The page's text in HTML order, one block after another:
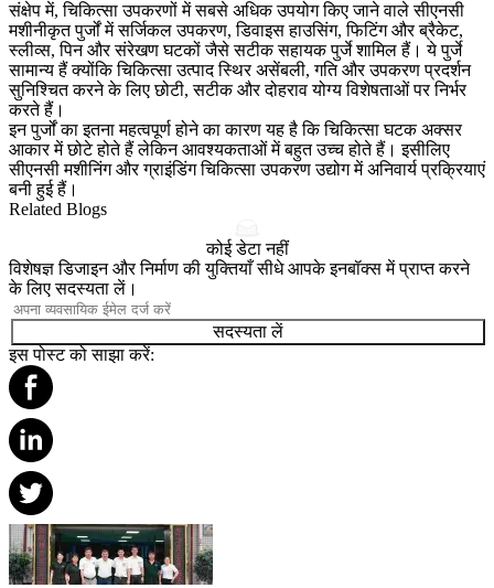
संक्षेप में, चिकित्सा उपकरणों में सबसे अधिक उपयोग किए जाने वाले सीएनसी
मशीनीकृत पुर्जों में सर्जिकल उपकरण, डिवाइस हाउसिंग, फिटिंग और ब्रैकेट,
स्लीव्स, पिन और संरेखण घटकों जैसे सटीक सहायक पुर्जे शामिल हैं। ये पुर्जे
सामान्य हैं क्योंकि चिकित्सा उत्पाद स्थिर असेंबली, गति और उपकरण प्रदर्शन
सुनिश्चित करने के लिए छोटी, सटीक और दोहराव योग्य विशेषताओं पर निर्भर
करते हैं।
इन पुर्जों का इतना महत्वपूर्ण होने का कारण यह है कि चिकित्सा घटक अक्सर
आकार में छोटे होते हैं लेकिन आवश्यकताओं में बहुत उच्च होते हैं। इसीलिए
सीएनसी मशीनिंगऔरग्राइंडिंग चिकित्सा उपकरणउद्योग में अनिवार्य प्रक्रियाएं
बनी हुई हैं।
Related Blogs
कोई डेटा नहीं
विशेषज्ञ डिजाइन और निर्माण की युक्तियाँ सीधे आपके इनबॉक्स में प्राप्त करने
के लिए सदस्यता लें।
सदस्यता लें
इस पोस्ट को साझा करें: